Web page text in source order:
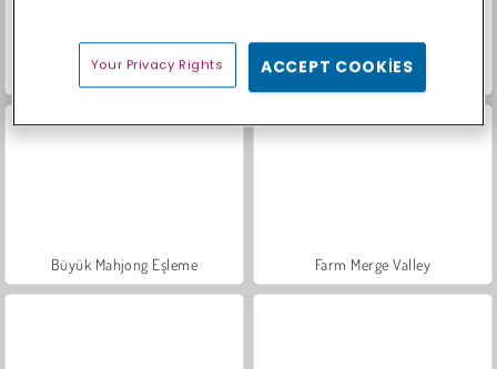
Scala 40 İçecekleri Eşle
Büyük Mahjong Eşleme Farm Merge Valley
Your Privacy Rights ACCEPT COOKIES